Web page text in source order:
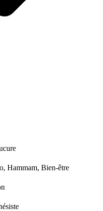
Hammam, Bien-être